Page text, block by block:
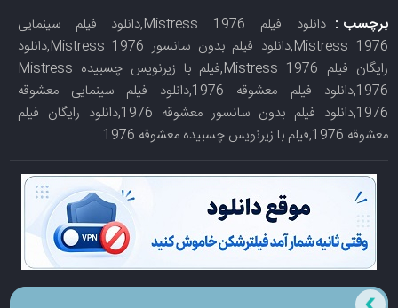
برچسب :
دانلود فیلم Mistress 1976,دانلود فیلم سینمایی
Mistress 1976,دانلود فیلم بدون سانسور Mistress 1976,دانلود
رایگان فیلم Mistress 1976,فیلم با زیرنویس چسبیده Mistress
1976,دانلود فیلم معشوقه 1976,دانلود فیلم سینمایی معشوقه
1976,دانلود فیلم بدون سانسور معشوقه 1976,دانلود رایگان فیلم
معشوقه 1976,فیلم با زیرنویس چسبیده معشوقه 1976